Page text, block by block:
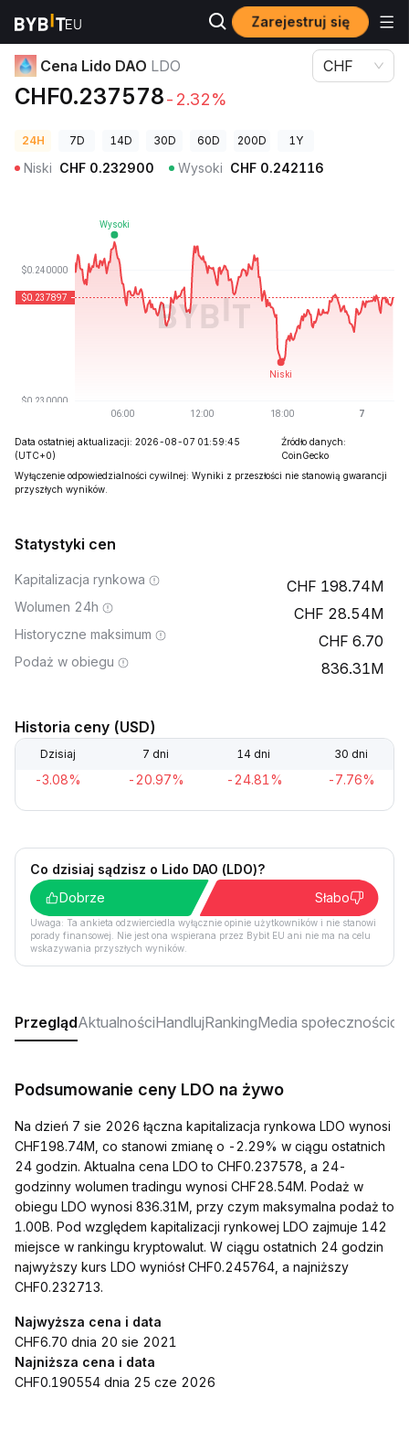
Zarejestruj się
Ceny kryptowalut Cena Lido DAO LDO
Cena Lido DAO LDO
CHF0.237578-2.32%
CHF
24H 7D 14D 30D 60D 200D 1Y
Niski CHF 0.232900 Wysoki CHF 0.242116
Data ostatniej aktualizacji: 2026-08-07 01:59:45
(UTC+0)
Źródło danych:
CoinGecko
Wyłączenie odpowiedzialności cywilnej: Wyniki z przeszłości nie stanowią gwarancji
przyszłych wyników.
Statystyki cen
Kapitalizacja rynkowa 198.74M
Wolumen 24h 28.54M
Historyczne maksimum 6.70
Podaż w obiegu 836.31M
Historia ceny (USD)
Dzisiaj 7 dni 14 dni 30 dni
-3.08% -20.97% -24.81% -7.76%
Co dzisiaj sądzisz o Lido DAO (LDO)?
Dobrze
Słabo
Uwaga: Ta ankieta odzwierciedla wyłącznie opinie użytkowników i nie stanowi
porady finansowej. Nie jest ona wspierana przez Bybit EU ani nie ma na celu
wskazywania przyszłych wyników.
PrzeglądAktualnościHandlujRankingMedia
Podsumowanie ceny LDO na żywo
Na dzień 7 sie 2026 łączna kapitalizacja rynkowa LDO wynosi
CHF198.74M, co stanowi zmianę o -2.29% w ciągu ostatnich
24 godzin. Aktualna cena LDO to CHF0.237578, a 24-
godzinny wolumen tradingu wynosi CHF28.54M. Podaż w
obiegu LDO wynosi 836.31M, przy czym maksymalna podaż to
1.00B. Pod względem kapitalizacji rynkowej LDO zajmuje 142
miejsce w rankingu kryptowalut. W ciągu ostatnich 24 godzin
najwyższy kurs LDO wyniósł CHF0.245764, a najniższy
CHF0.232713.
Najwyższa cena i data
CHF6.70 dnia 20 sie 2021
Najniższa cena i data
CHF0.190554 dnia 25 cze 2026